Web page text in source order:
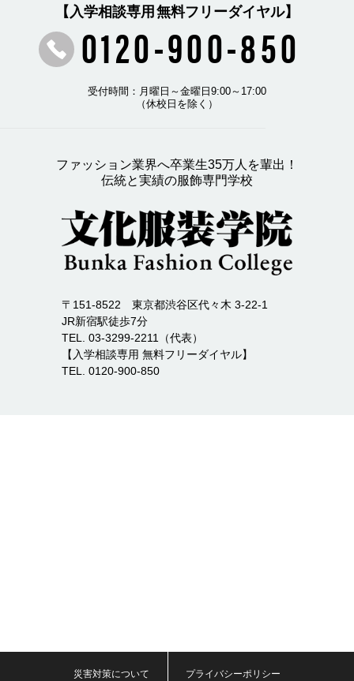
0120-900-850
【入学相談専用 無料フリーダイヤル】
受付時間：月曜日～金曜日9:00～17:00
（休校日を除く）
ファッション業界へ卒業生35万人を輩出！
伝統と実績の服飾専門学校
〒151-8522 東京都渋谷区代々木 3-22-1
JR新宿駅徒歩7分
TEL. 03-3299-2211（代表）
【入学相談専用 無料フリーダイヤル】
TEL. 0120-900-850
災害対策について プライバシーポリシー